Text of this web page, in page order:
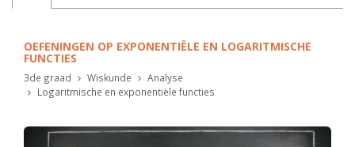
OEFENINGEN OP EXPONENTIËLE EN LOGARITMISCHE
FUNCTIES
3de graad Wiskunde
Analyse
Logaritmische en exponentiële functies